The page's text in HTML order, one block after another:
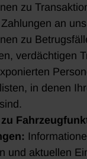
zu
an
zu
verdächtigen
in denen
und aktuellen